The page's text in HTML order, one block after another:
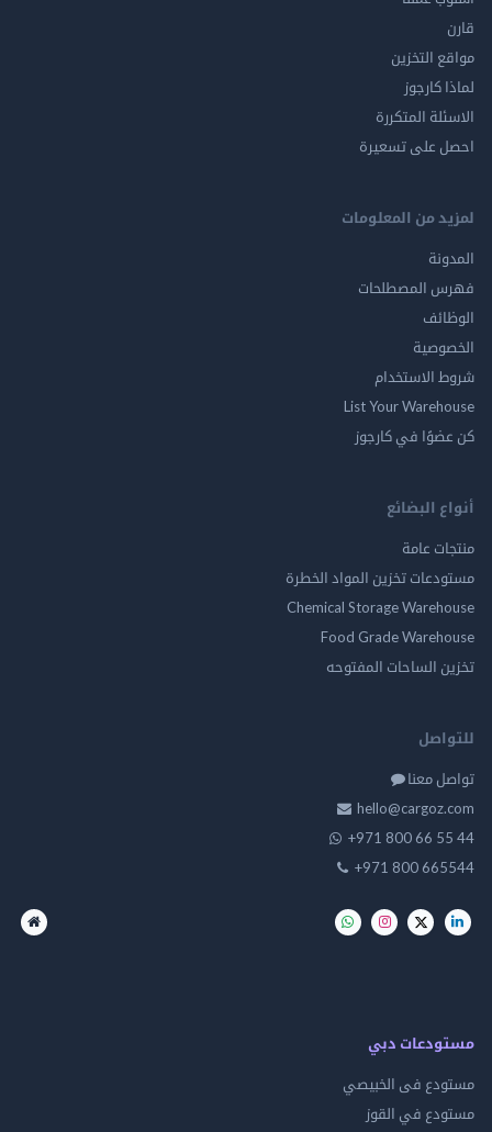
قارن
مواقع التخزين
لماذا كارجوز
الاسئلة المتكررة
احصل على تسعيرة
لمزيد من المعلومات
المدونة
فهرس المصطلحات
الوظائف
الخصوصية
شروط الاستخدام
List Your Warehouse
كن عضوًا في كارجوز
أنواع البضائع
منتجات عامة
مستودعات تخزين المواد الخطرة
Chemical Storage Warehouse
Food Grade Warehouse
تخزين الساحات المفتوحه
للتواصل
تواصل معنا
hello@cargoz.com
+971 800 66 55 44
+971 800 665544
مستودعات دبي
مستودع فى الخبيصي
مستودع في القوز